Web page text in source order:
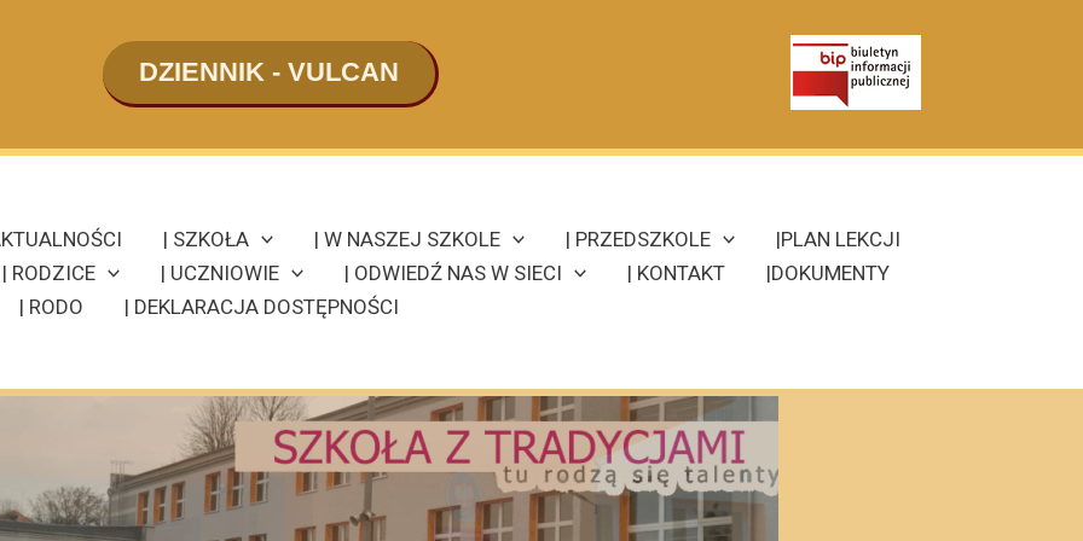
DZIENNIK - VULCAN
| SZKOŁA | W NASZEJ SZKOLE | PRZEDSZKOLE
|PLAN LEKCJI
| RODZICE | UCZNIOWIE | ODWIEDŹ NAS W SIECI | KONTAKT
|DOKUMENTY
| RODO | DEKLARACJA DOSTĘPNOŚCI